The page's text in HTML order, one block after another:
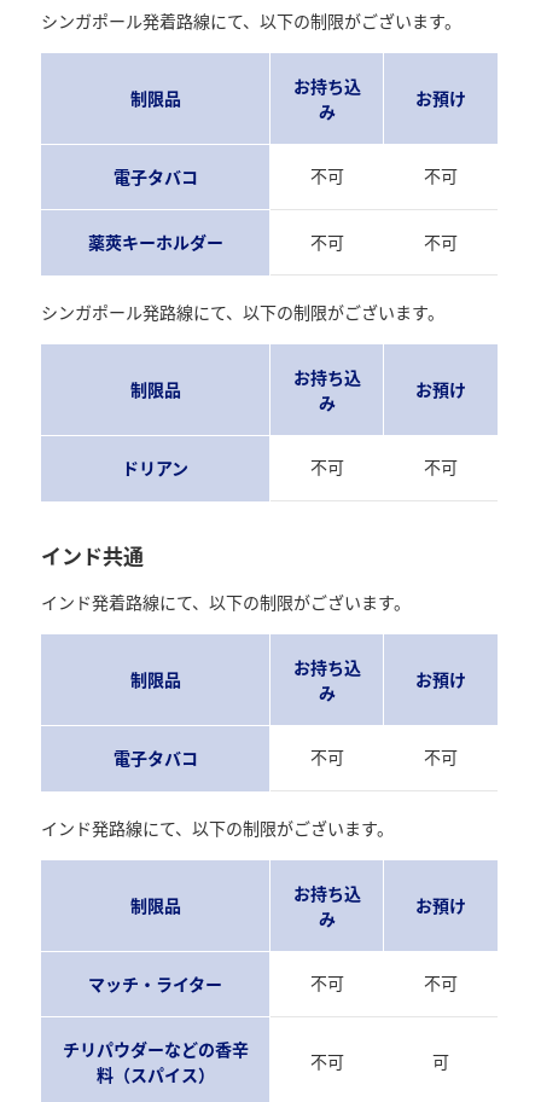
シンガポール発着路線にて、以下の制限がございます。
制限品
お持ち込
み
お預け
電子タバコ 不可 不可
薬莢キーホルダー 不可 不可
シンガポール発路線にて、以下の制限がございます。
制限品
お持ち込
み
お預け
ドリアン 不可 不可
インド共通
インド発着路線にて、以下の制限がございます。
制限品
お持ち込
み
お預け
電子タバコ 不可 不可
インド発路線にて、以下の制限がございます。
制限品
お持ち込
み
お預け
マッチ・ライター 不可 不可
チリパウダーなどの香辛
料（スパイス）
不可 可